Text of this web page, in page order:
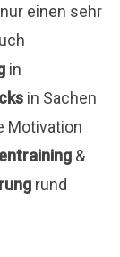
einen sehr
in
in Sachen
Motivation
&
rund